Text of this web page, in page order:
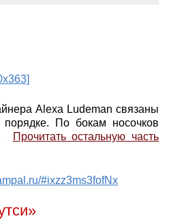
Alexa Ludeman связаны
По бокам носочков
Прочитать остальную часть
#ixzz3ms3fofNx